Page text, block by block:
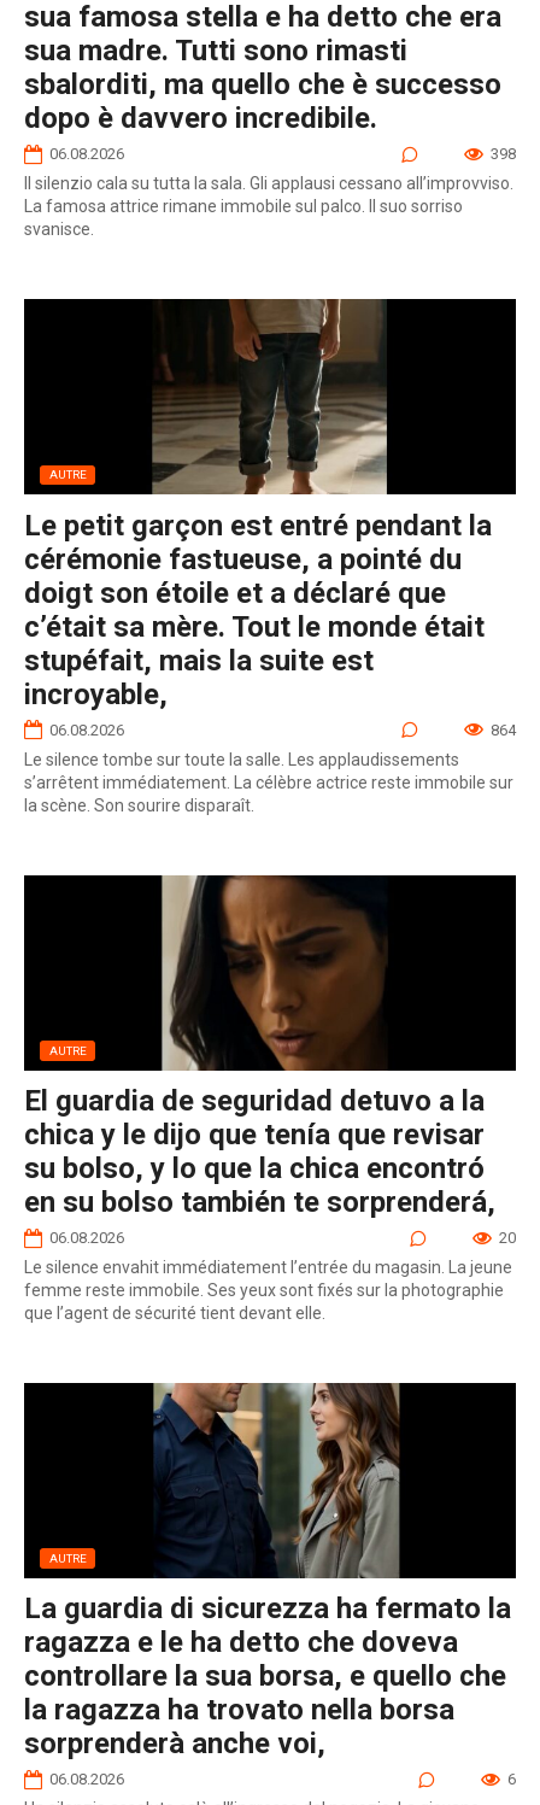
sua famosa stella e ha detto che era
sua madre. Tutti sono rimasti
sbalorditi, ma quello che è successo
dopo è davvero incredibile.
06.08.2026 398
Il silenzio cala su tutta la sala. Gli applausi cessano all’improvviso.
La famosa attrice rimane immobile sul palco. Il suo sorriso
svanisce.
AUTRE
Le petit garçon est entré pendant la
cérémonie fastueuse, a pointé du
doigt son étoile et a déclaré que
c’était sa mère. Tout le monde était
stupéfait, mais la suite est
incroyable,
06.08.2026 864
Le silence tombe sur toute la salle. Les applaudissements
s’arrêtent immédiatement. La célèbre actrice reste immobile sur
la scène. Son sourire disparaît.
AUTRE
El guardia de seguridad detuvo a la
chica y le dijo que tenía que revisar
su bolso, y lo que la chica encontró
en su bolso también te sorprenderá,
06.08.2026 20
Le silence envahit immédiatement l’entrée du magasin. La jeune
femme reste immobile. Ses yeux sont fixés sur la photographie
que l’agent de sécurité tient devant elle.
AUTRE
La guardia di sicurezza ha fermato la
ragazza e le ha detto che doveva
controllare la sua borsa, e quello che
la ragazza ha trovato nella borsa
sorprenderà anche voi,
06.08.2026 6